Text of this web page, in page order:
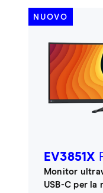
NUOVO
EV3851X
Monitor
USB-C per la